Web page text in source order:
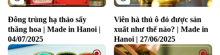
Đông trùng hạ thảo sấy
thăng hoa | Made in Hanoi |
04/07/2025
Viên hà thủ ô đỏ được sản
xuất như thế nào? | Made in
Hanoi | 27/06/2025